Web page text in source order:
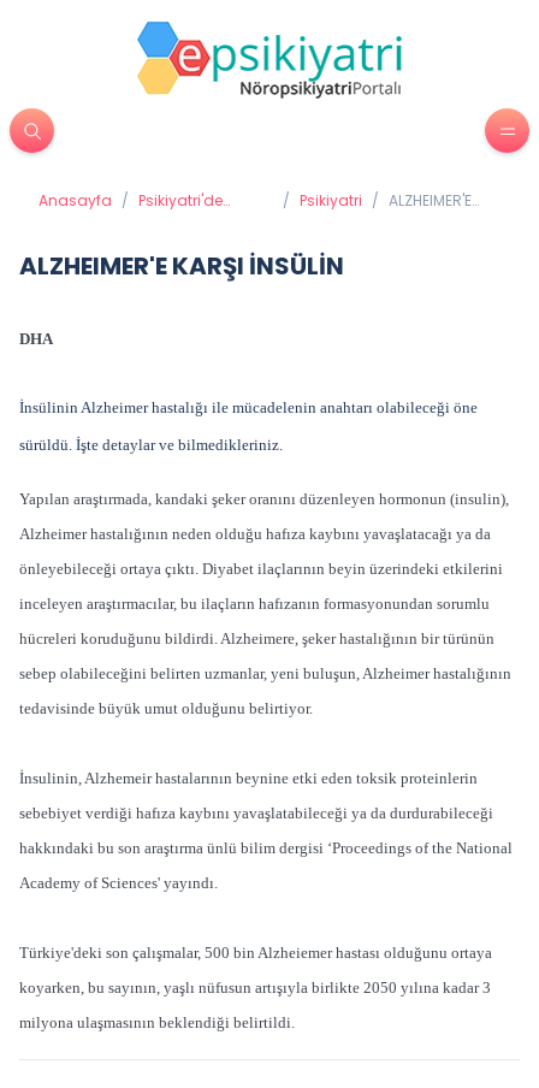
Anasayfa / Psikiyatri'de
/ Psikiyatri / ALZHEIMER'E
ALZHEIMER'E KARŞI İNSÜLİN
DHA
İnsülinin Alzheimer hastalığı ile mücadelenin anahtarı olabileceği öne
sürüldü. İşte detaylar ve bilmedikleriniz.
Yapılan araştırmada, kandaki şeker oranını düzenleyen hormonun (insulin),
Alzheimer hastalığının neden olduğu hafıza kaybını yavaşlatacağı ya da
önleyebileceği ortaya çıktı. Diyabet ilaçlarının beyin üzerindeki etkilerini
inceleyen araştırmacılar, bu ilaçların hafızanın formasyonundan sorumlu
hücreleri koruduğunu bildirdi. Alzheimere, şeker hastalığının bir türünün
sebep olabileceğini belirten uzmanlar, yeni buluşun, Alzheimer hastalığının
tedavisinde büyük umut olduğunu belirtiyor.
İnsulinin, Alzhemeir hastalarının beynine etki eden toksik proteinlerin
sebebiyet verdiği hafıza kaybını yavaşlatabileceği ya da durdurabileceği
hakkındaki bu son araştırma ünlü bilim dergisi ‘Proceedings of the National
Academy of Sciences' yayındı.
Türkiye'deki son çalışmalar, 500 bin Alzheiemer hastası olduğunu ortaya
koyarken, bu sayının, yaşlı nüfusun artışıyla birlikte 2050 yılına kadar 3
milyona ulaşmasının beklendiği belirtildi.